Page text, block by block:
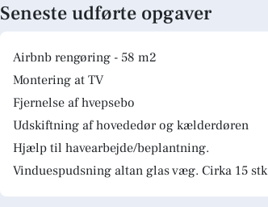
Seneste udførte opgaver
Airbnb rengøring - 58 m2
Montering at TV
Fjernelse af hvepsebo
Udskiftning af hovededør og kælderdøren
Hjælp til havearbejde/beplantning.
Vinduespudsning altan glas væg. Cirka 15 stk